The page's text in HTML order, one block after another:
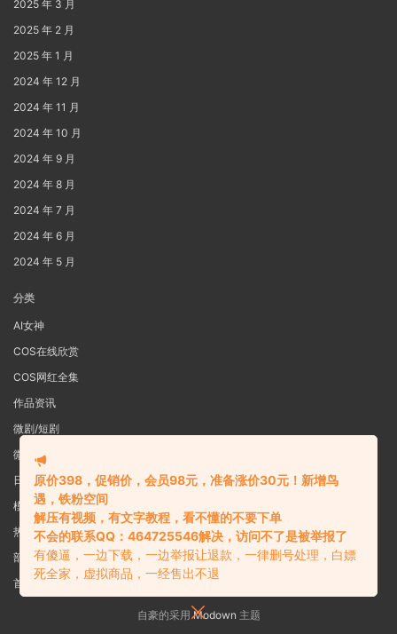
2025 年 3 月
2025 年 2 月
2025 年 1 月
2024 年 12 月
2024 年 11 月
2024 年 10 月
2024 年 9 月
2024 年 8 月
2024 年 7 月
2024 年 6 月
2024 年 5 月
分类
AI女神
COS在线欣赏
COS网红全集
作品资讯
微剧/短剧
微密圈
日系写真
模特女神
热舞视频
部分预览图
首页
自豪的采用Modown 主题
原价398，促销价，会员98元，准备涨价30元！新增鸟
遇，铁粉空间
解压有视频，有文字教程，看不懂的不要下单
不会的联系QQ：464725546解决，访问不了是被举报了
有傻逼，一边下载，一边举报让退款，一律删号处理，白嫖
死全家，虚拟商品，一经售出不退